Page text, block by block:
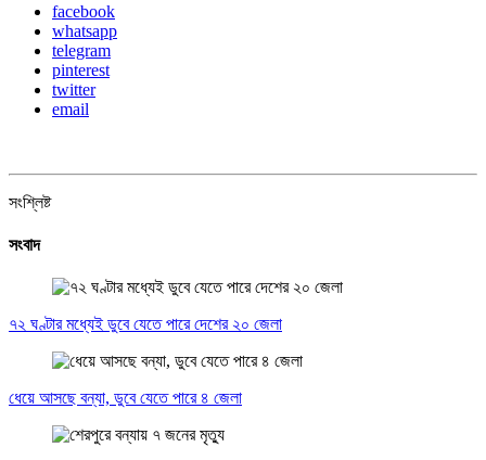
facebook
whatsapp
telegram
pinterest
twitter
email
সংশ্লিষ্ট
সংবাদ
৭২ ঘণ্টার মধ্যেই ডুবে যেতে পারে দেশের ২০ জেলা
ধেয়ে আসছে বন্যা, ডুবে যেতে পারে ৪ জেলা